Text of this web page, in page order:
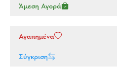
Άμεση Αγορά
Αγαπημένα
Σύγκριση